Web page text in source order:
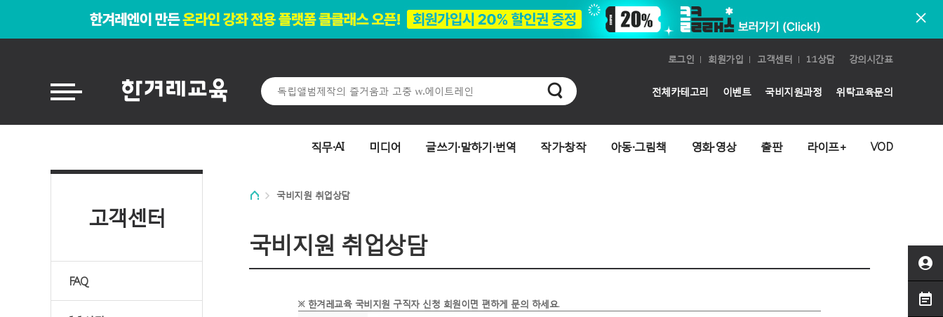
로그인 회원가입 고객센터 1:1상담 강의시간표
전체카테고리 이벤트 국비지원과정 위탁교육문의
직무·AI 미디어 글쓰기·말하기·번역 작가·창작 아동·그림책 영화·영상 출판 라이프+ VOD
고객센터
FAQ
국비지원 취업상담
국비지원 취업상담
※ 한겨레교육 국비지원 구직자 신청 회원이면 편하게 문의 하세요.